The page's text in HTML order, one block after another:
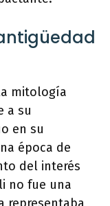
mitología
a su
en su
época de
del interés
no fue una